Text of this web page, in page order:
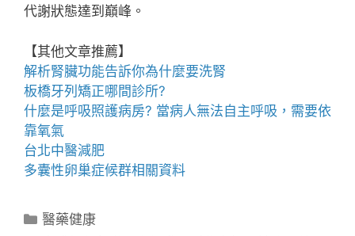
代謝狀態達到巔峰。
【其他文章推薦】
解析腎臟功能告訴你為什麼要洗腎
板橋牙列矯正哪間診所?
什麼是呼吸照護病房? 當病人無法自主呼吸，需要依
靠氧氣
台北中醫減肥
多囊性卵巢症候群相關資料
分
醫藥健康